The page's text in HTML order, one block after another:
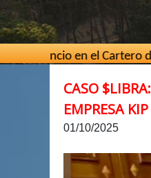
en el Cartero de Pinamar
CASO
EMPRESA KIP
01/10/2025